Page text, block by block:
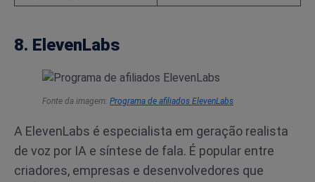
8. ElevenLabs
Fonte da imagem: Programa de afiliados ElevenLabs
A ElevenLabs é especialista em geração realista
de voz por IA e síntese de fala. É popular entre
criadores, empresas e desenvolvedores que